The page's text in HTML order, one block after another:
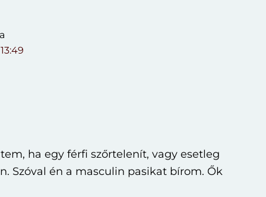
ha egy férfi szőrtelenít, vagy esetleg
Szóval én a masculin pasikat bírom. Ők